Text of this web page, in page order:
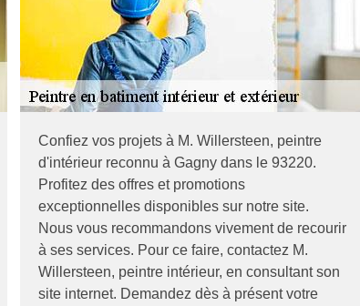
Confiez vos projets à M. Willersteen, peintre
d'intérieur reconnu à Gagny dans le 93220.
Profitez des offres et promotions
exceptionnelles disponibles sur notre site.
Nous vous recommandons vivement de recourir
à ses services. Pour ce faire, contactez M.
Willersteen, peintre intérieur, en consultant son
site internet. Demandez dès à présent votre